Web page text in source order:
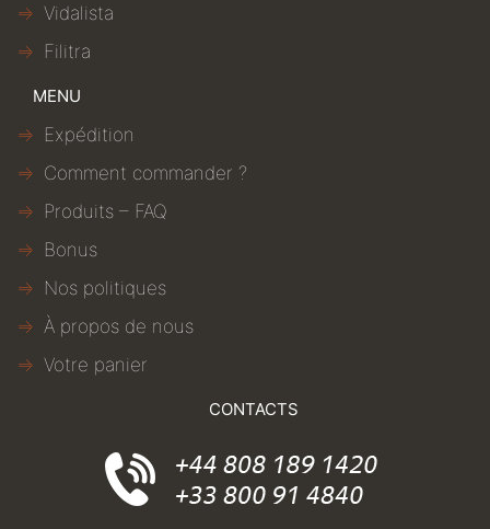
Vidalista
Filitra
MENU
Expédition
Comment commander ?
Produits – FAQ
Bonus
Nos politiques
À propos de nous
Votre panier
CONTACTS